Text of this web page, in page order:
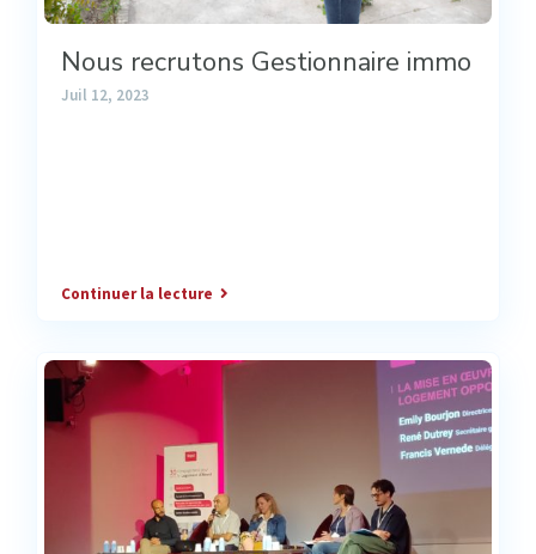
Nous recrutons Gestionnaire immo
Juil 12, 2023
Continuer la lecture